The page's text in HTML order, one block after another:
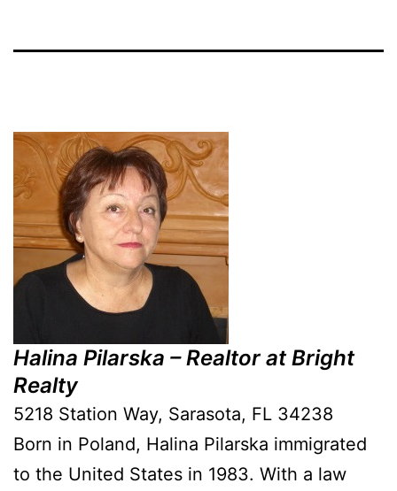
Halina Pilarska – Realtor at Bright
Realty
5218 Station Way, Sarasota, FL 34238
Born in Poland, Halina Pilarska immigrated
to the United States in 1983. With a law